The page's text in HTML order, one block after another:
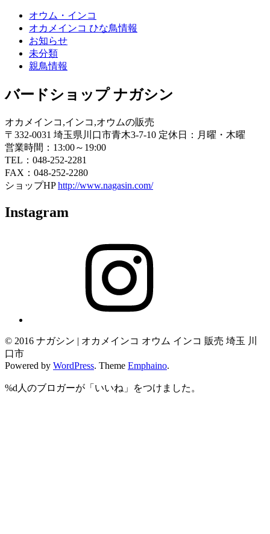
オウム・インコ
オカメインコ ひな鳥情報
お知らせ
未分類
親鳥情報
バードショップ ナガシン
オカメインコ,インコ,オウムの販売
〒332-0031 埼玉県川口市青木3-7-10 定休日：月曜・木曜
営業時間：13:00～19:00
TEL：048-252-2281
FAX：048-252-2280
ショップHPhttp://www.nagasin.com/
Instagram
© 2016 ナガシン | オカメインコ オウム インコ 販売 埼玉 川
口市
Powered by WordPress. Theme Emphaino.
%d 人のブロガーが「いいね」をつけました。